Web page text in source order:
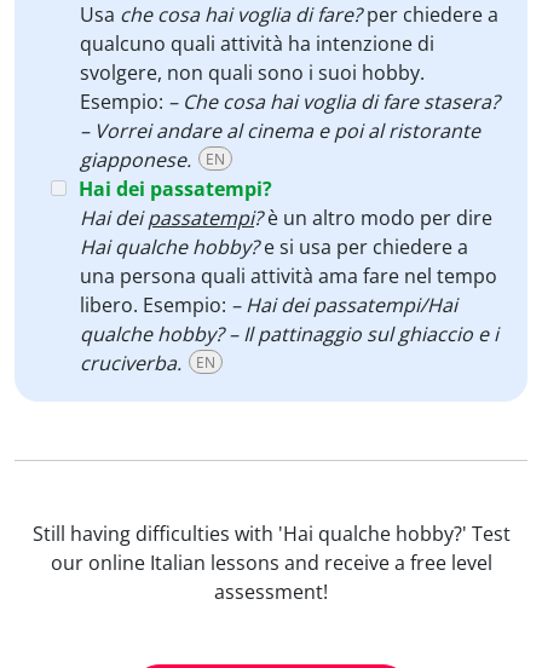
Usa che cosa hai voglia di fare?per chiedere a
qualcuno quali attività ha intenzione di
svolgere, non quali sono i suoi hobby.
Esempio: – Che cosa hai voglia di fare stasera?
– Vorrei andare al cinema e poi al ristorante
giapponese.
EN
Hai dei passatempi?
Hai deipassatempi?è un altro modo per dire
Hai qualche hobby?e si usa per chiedere a
una persona quali attività ama fare nel tempo
libero. Esempio: – Hai dei passatempi/Hai
qualche hobby? – Il pattinaggio sul ghiaccio e i
cruciverba.
EN
Still having difficulties with 'Hai qualche hobby?' Test
our online Italian lessons and receive a free level
assessment!